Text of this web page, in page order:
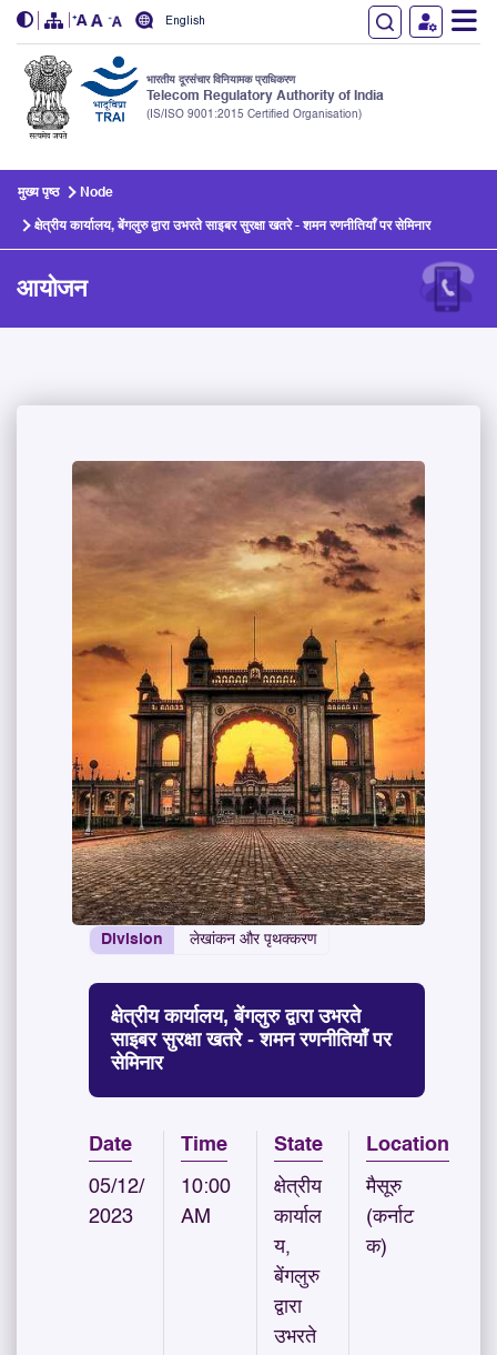
English
भारतीय दूरसंचार विनियामक प्राधिकरण
Telecom Regulatory Authority of India
(IS/ISO 9001:2015 Certified Organisation)
मुख्य पृष्ठ Node
क्षेत्रीय कार्यालय, बेंगलुरु द्वारा उभरते साइबर सुरक्षा खतरे - शमन रणनीतियाँ पर सेमिनार
आयोजन
Division लेखांकन और पृथक्करण
क्षेत्रीय कार्यालय, बेंगलुरु द्वारा उभरते
साइबर सुरक्षा खतरे - शमन रणनीतियाँ पर
सेमिनार
Date
05/12/
2023
Time
10:00
AM
State
क्षेत्रीय
कार्याल
य,
बेंगलुरु
द्वारा
उभरते
Location
मैसूरु
(कर्नाट
क)